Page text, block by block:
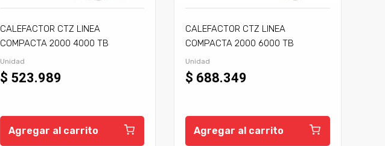
CALEFACTOR CTZ LINEA
COMPACTA 2000 4000 TB
C/TIRAJE
Unidad
$ 523.989
Agregar al carrito
CALEFACTOR CTZ LINEA
COMPACTA 2000 6000 TB
C/TIRAJE
Unidad
$ 688.349
Agregar al carrito